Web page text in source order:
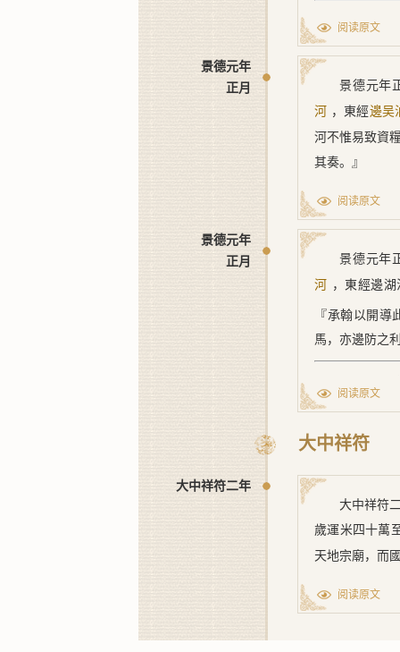
[1] ﹝六﹞都
[2] ﹝七﹞沙
阅读原文
景德元年
正月
景德元年
河 ，東經邊吴
河不惟易致資
其奏。』
阅读原文
景德元年
正月
景德元年
河 ，東經邊
『承翰以開
馬，亦邊防之
阅读原文
大中祥符
大中祥符二年
大中祥符
歲運米四十萬
天地宗廟，而
阅读原文